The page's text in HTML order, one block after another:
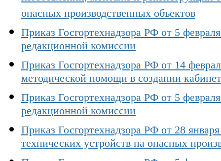
опасных производственных объектов
Приказ Госгортехнадзора РФ от 5
редакционной комиссии
Приказ Госгортехнадзора РФ от 14
методической помощи в создании
Приказ Госгортехнадзора РФ от 5
редакционной комиссии
Приказ Госгортехнадзора РФ от 28
технических устройств на опасных